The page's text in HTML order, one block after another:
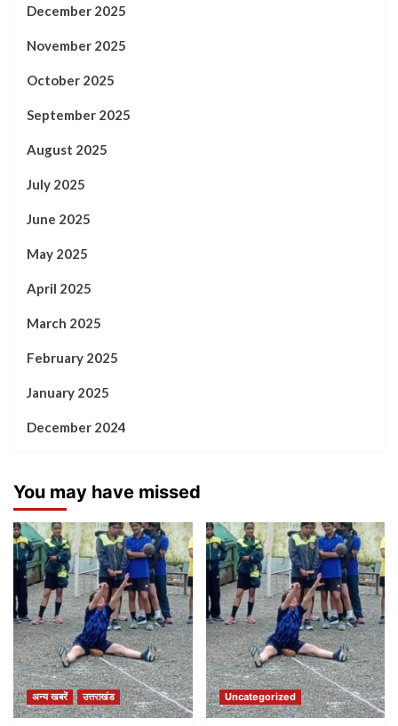
December 2025
November 2025
October 2025
September 2025
August 2025
July 2025
June 2025
May 2025
April 2025
March 2025
February 2025
January 2025
December 2024
You may have missed
अन्य खबरें उत्तराखंड Uncategorized